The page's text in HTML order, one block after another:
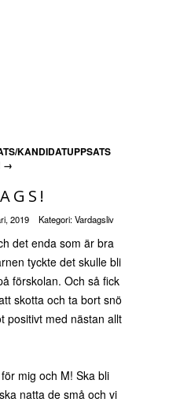
KANDIDATUPPSATS
→
2019 Kategori:Vardagsliv
det enda som är bra
tyckte det skulle bli
förskolan. Och så fick
skotta och ta bort snö
positivt med nästan allt
för mig och M! Ska bli
natta de små och vi